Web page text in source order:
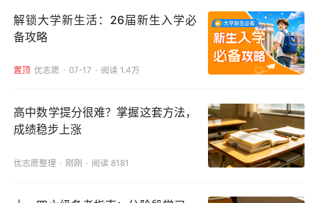
解锁大学新生活：26届新生入学必
备攻略
置顶 优志愿 07-17 阅读 1.4万
高中数学提分很难？掌握这套方法，
成绩稳步上涨
优志愿整理 刚刚 阅读 8181